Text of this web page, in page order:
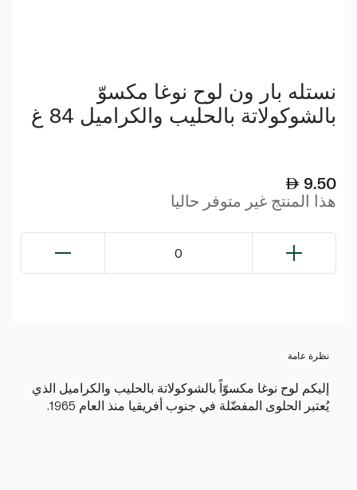
نستله بار ون لوح نوغا مكسوّ
بالشوكولاتة بالحليب والكراميل 84 غ
9.50
هذا المنتج غير متوفر حاليا
0
نظرة عامة
إليكم لوح نوغا مكسوّاً بالشوكولاتة بالحليب والكراميل الذي
يُعتبر الحلوى المفضّلة في جنوب أفريقيا منذ العام 1965.